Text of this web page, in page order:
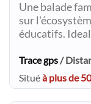
Une balade
sur
éducatifs.
Trace gps/
Situéà plus de